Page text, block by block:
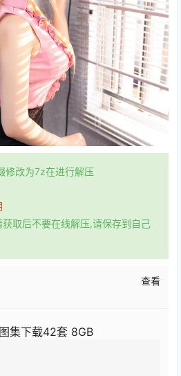
修改为7z在进行解压
取后不要在线解压,请保存到自己
查看
集下载42套 8GB